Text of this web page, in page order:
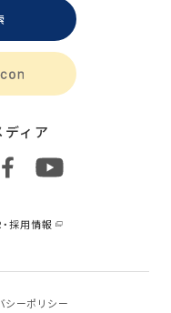
ィア
採用情報
シーポリシー